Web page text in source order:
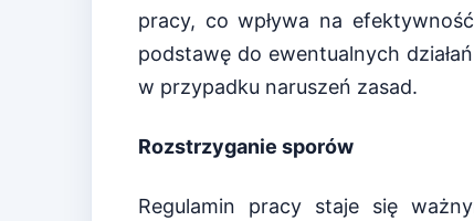
pracy, co wpływa na
podstawę do ewentualnych
w przypadku naruszeń zasad.
Rozstrzyganie sporów
Regulamin pracy staje się